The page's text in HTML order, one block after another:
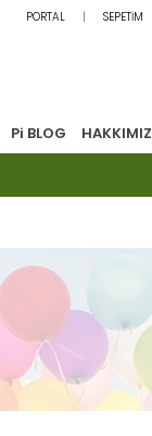
PORTAL SEPETİM
Pi BLOG